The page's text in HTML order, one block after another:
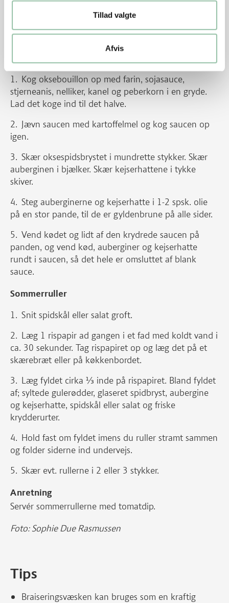
Tillad valgte
Afvis
Jævn saucen med kartoffelmel, kog op under
omrøring og smag til med fiskesauce.
Drys peanuts i saucen.
Kog oksebouillon op med farin, sojasauce,
stjerneanis, nelliker, kanel og peberkorn i en gryde.
Lad det koge ind til det halve.
Jævn saucen med kartoffelmel og kog saucen op
igen.
Skær oksespidsbrystet i mundrette stykker. Skær
auberginen i bjælker. Skær kejserhattene i tykke
skiver.
Steg auberginerne og kejserhatte i 1-2 spsk. olie
på en stor pande, til de er gyldenbrune på alle sider.
Vend kødet og lidt af den krydrede saucen på
panden, og vend kød, auberginer og kejserhatte
rundt i saucen, så det hele er omsluttet af blank
sauce.
Sommerruller
Snit spidskål eller salat groft.
Læg 1 rispapir ad gangen i et fad med koldt vand i
ca. 30 sekunder. Tag rispapiret op og læg det på et
skærebræt eller på køkkenbordet.
Læg fyldet cirka ⅓ inde på rispapiret. Bland fyldet
af; syltede gulerødder, glaseret spidbryst, aubergine
og kejserhatte, spidskål eller salat og friske
krydderurter.
Hold fast om fyldet imens du ruller stramt sammen
og folder siderne ind undervejs.
Skær evt. rullerne i 2 eller 3 stykker.
Anretning
Servér sommerrullerne med tomatdip.
Foto: Sophie Due Rasmussen
Tips
Braiseringsvæsken kan bruges som en kraftig